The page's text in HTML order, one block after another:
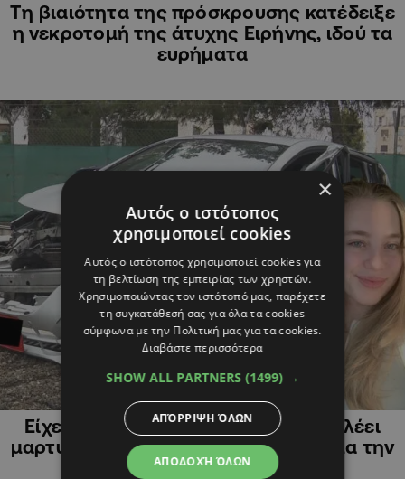
Τη βιαιότητα της πρόσκρουσης κατέδειξε
η νεκροτομή της άτυχης Ειρήνης, ιδού τα
ευρήματα
Είχε επιβάτη στο πορτ μπαγκάζ; Τι λέει
μαρτυρία για το θανατηφόρο με θύμα την
20χρονη Ειρήνη
×
Αυτός ο ιστότοπος
χρησιμοποιεί cookies
Αυτός ο ιστότοπος χρησιμοποιεί cookies για
τη βελτίωση της εμπειρίας των χρηστών.
Χρησιμοποιώντας τον ιστότοπό μας, παρέχετε
τη συγκατάθεσή σας για όλα τα cookies
σύμφωνα με την Πολιτική μας για τα cookies.
Διαβάστε περισσότερα
SHOW ALL PARTNERS (1499) →
ΑΠΟΔΟΧΉ ΌΛΩΝ
ΑΠΌΡΡΙΨΗ ΌΛΩΝ